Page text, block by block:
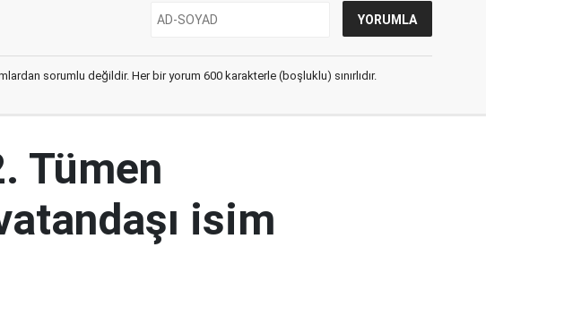
sorumlu değildir. Her bir yorum 600 karakterle (boşluklu) sınırlıdır.
Tümen
isim